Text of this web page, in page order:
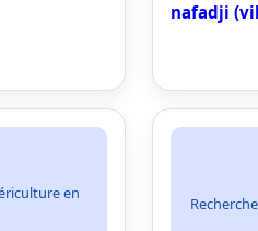
nafadji
en